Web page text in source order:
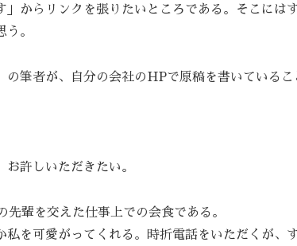
からリンクを張りたいところである。そこには
。
筆者が、自分の会社のHPで原稿を書いている
許しいただきたい。
輩を交えた仕事上での会食である。
を可愛がってくれる。時折電話をいただくが、